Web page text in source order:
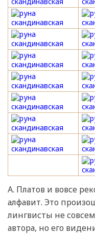
А. Платов и вовсе
алфавит. Это
лингвисты не
автора, но его